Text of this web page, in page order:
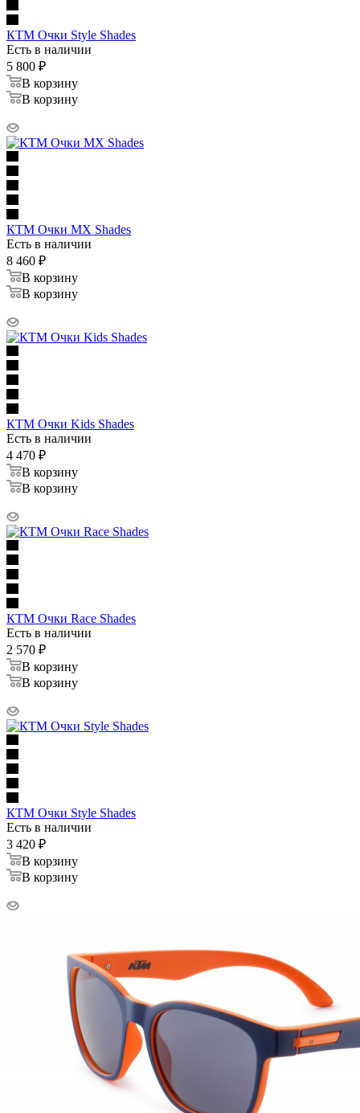
КТМ Очки Style Shades
Есть в наличии
5 800 ₽
В корзину
В корзину
КТМ Очки MX Shades
Есть в наличии
8 460 ₽
В корзину
В корзину
КТМ Очки Kids Shades
Есть в наличии
4 470 ₽
В корзину
В корзину
КТМ Очки Race Shades
Есть в наличии
2 570 ₽
В корзину
В корзину
КТМ Очки Style Shades
Есть в наличии
3 420 ₽
В корзину
В корзину